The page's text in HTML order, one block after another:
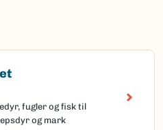
fugler og fisk til
og mark